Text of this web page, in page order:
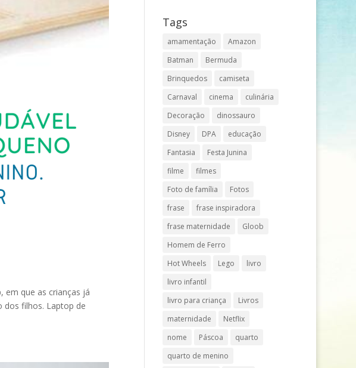
em que as crianças já
dos filhos. Laptop de
Tags
amamentação
Amazon
Batman
Bermuda
Brinquedos
camiseta
Carnaval
cinema
culinária
Decoração
dinossauro
Disney
DPA
educação
Fantasia
Festa Junina
filme
filmes
Foto de família
Fotos
frase
frase inspiradora
frase maternidade
Gloob
Homem de Ferro
Hot Wheels
Lego
livro
livro infantil
livro para criança
Livros
maternidade
Netflix
nome
Páscoa
quarto
quarto de menino